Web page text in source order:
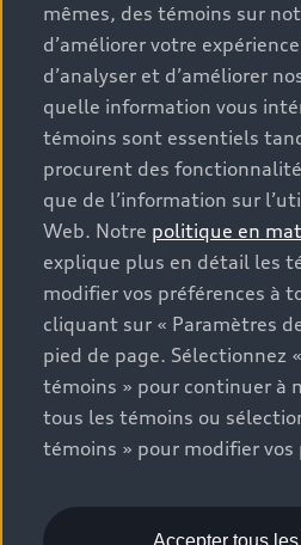
que les frais de transport et
prélivraison, les taxes
véhicules neufs) et les frais
concessionnaires, mais
vente. Veuillez noter que les
Estimation des paiements »
figurant sur la page «
informatif) et aux prix de vente
de recherche des stocks de
d’occasion (prix de vente
renseignements généraux sur
sont présentés à titre
inclure des caractéristiques qui
les modèles canadiens. Bien
pour garantir l’exactitude, des
ou l’offre peut changer,
spécifications du modèle
Les marques de commerce
mêmes, des témoins sur
d’améliorer votre
d’analyser et d’améliorer
quelle information vous
témoins sont essentiels
procurent des
que de l’information sur
Web. Notre politique en
explique plus en détail les
modifier vos préférences à
cliquant sur « Paramètres
pied de page. Sélectionnez
témoins » pour continuer à
tous les témoins ou
témoins » pour modifier vos
Accepter tous